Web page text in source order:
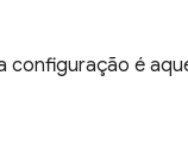
configuração é